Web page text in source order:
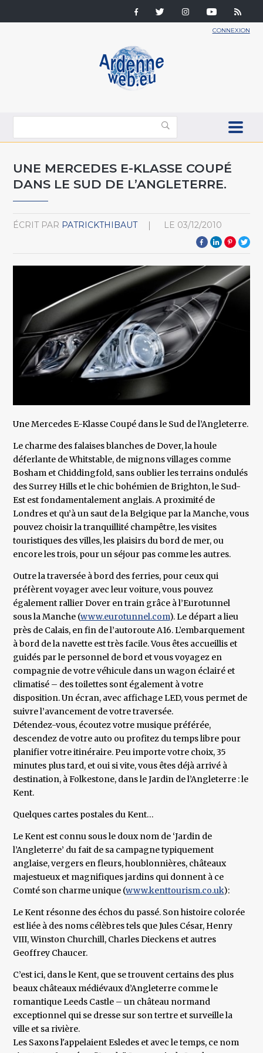
CONNEXION
UNE MERCEDES E-KLASSE COUPÉ
DANS LE SUD DE L’ANGLETERRE.
ÉCRIT PAR PATRICKTHIBAUT LE 03/12/2010
Une Mercedes E-Klasse Coupé dans le Sud de l’Angleterre.
Le charme des falaises blanches de Dover, la houle
déferlante de Whitstable, de mignons villages comme
Bosham et Chiddingfold, sans oublier les terrains ondulés
des Surrey Hills et le chic bohémien de Brighton, le Sud-
Est est fondamentalement anglais. A proximité de
Londres et qu’à un saut de la Belgique par la Manche, vous
pouvez choisir la tranquillité champêtre, les visites
touristiques des villes, les plaisirs du bord de mer, ou
encore les trois, pour un séjour pas comme les autres.
Outre la traversée à bord des ferries, pour ceux qui
préfèrent voyager avec leur voiture, vous pouvez
également rallier Dover en train grâce à l’Eurotunnel
sous la Manche (www.eurotunnel.com). Le départ a lieu
près de Calais, en fin de l’autoroute A16. L’embarquement
à bord de la navette est très facile. Vous êtes accueillis et
guidés par le personnel de bord et vous voyagez en
compagnie de votre véhicule dans un wagon éclairé et
climatisé – des toilettes sont également à votre
disposition. Un écran, avec affichage LED, vous permet de
suivre l’avancement de votre traversée.
Détendez-vous, écoutez votre musique préférée,
descendez de votre auto ou profitez du temps libre pour
planifier votre itinéraire. Peu importe votre choix, 35
minutes plus tard, et oui si vite, vous êtes déjà arrivé à
destination, à Folkestone, dans le Jardin de l’Angleterre : le
Kent.
Quelques cartes postales du Kent…
Le Kent est connu sous le doux nom de ‘Jardin de
l’Angleterre’ du fait de sa campagne typiquement
anglaise, vergers en fleurs, houblonnières, châteaux
majestueux et magnifiques jardins qui donnent à ce
Comté son charme unique (www.kenttourism.co.uk):
Le Kent résonne des échos du passé. Son histoire colorée
est liée à des noms célèbres tels que Jules César, Henry
VIII, Winston Churchill, Charles Dieckens et autres
Geoffrey Chaucer.
C’est ici, dans le Kent, que se trouvent certains des plus
beaux châteaux médiévaux d’Angleterre comme le
romantique Leeds Castle – un château normand
exceptionnel qui se dresse sur son tertre et surveille la
ville et sa rivière.
Les Saxons l'appelaient Esledes et avec le temps, ce nom